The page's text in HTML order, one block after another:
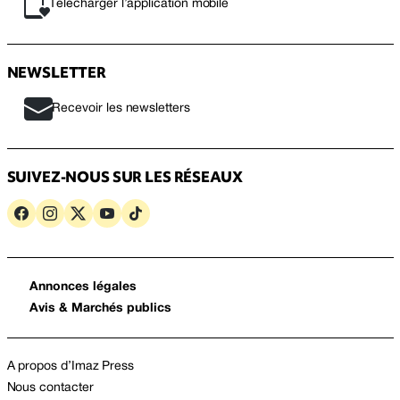
Télécharger l’application mobile
NEWSLETTER
Recevoir les newsletters
SUIVEZ-NOUS SUR LES RÉSEAUX
Annonces légales
Avis & Marchés publics
A propos d’Imaz Press
Nous contacter